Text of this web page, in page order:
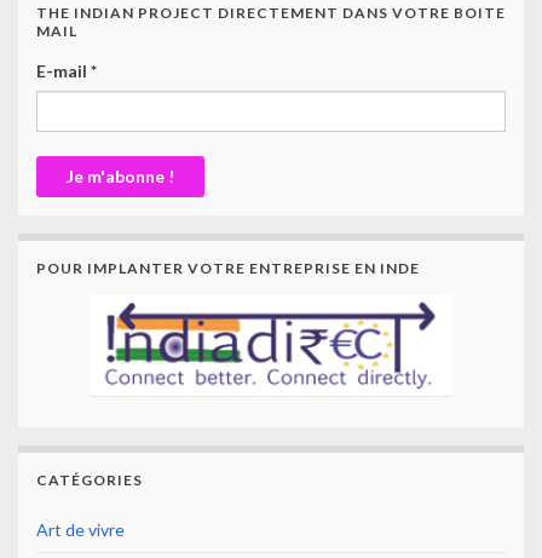
THE INDIAN PROJECT DIRECTEMENT DANS VOTRE BOITE
MAIL
E-mail *
POUR IMPLANTER VOTRE ENTREPRISE EN INDE
CATÉGORIES
Art de vivre